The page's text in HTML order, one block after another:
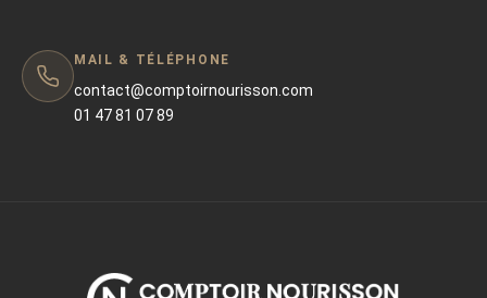
MAIL & TÉLÉPHONE
contact@comptoirnourisson.com
01 47 81 07 89